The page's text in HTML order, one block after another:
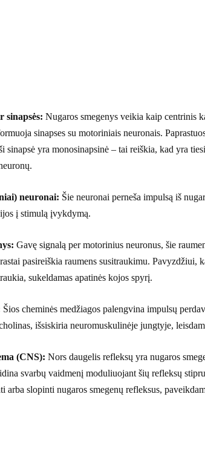
sinapsės: Nugaros smegenys veikia kaip centrinis
sinapses su motoriniais neuronais.
sinapsė yra monosinapsinė – tai reiškia, kad yra
neuronai: Šie neuronai perneša impulsą iš
į stimulą įvykdymą.
Gavę signalą per motorinius neuronus, šie
pasireiškia raumens susitraukimu. Pavyzdžiui,
sukeldamas apatinės kojos spyrį.
Šios cheminės medžiagos palengvina impulsų
išsiskiria neuromuskulinėje jungtyje,
(CNS): Nors daugelis refleksų yra nugaros
svarbų vaidmenį moduliuojant šių refleksų
arba slopinti nugaros smegenų refleksus,